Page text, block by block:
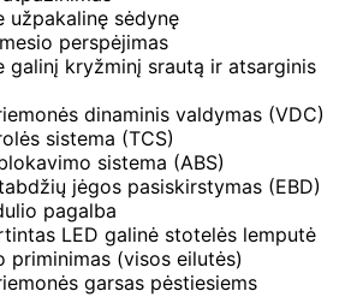
užpakalinę sėdynę
perspėjimas
galinį kryžminį srautą ir atsarginis
dinaminis valdymas (VDC)
sistema (TCS)
sistema (ABS)
jėgos pasiskirstymas (EBD)
pagalba
LED galinė stotelės lemputė
priminimas (visos eilutės)
garsas pėstiesiems